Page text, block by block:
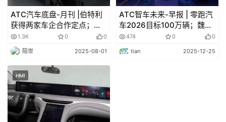
等流程。目前阿维塔的在售的四款车型都使用华为的鸿蒙座
舱和乾崑智驾。
去年 8 月，阿维塔科技宣布，以 115 亿元人民币收购
成为其第二大股东。到年底，双方合作进一步加深，从 HI
模式升级为 HI PLUS 模式：除了不使用华为的销售渠道，
从零部件供应到营销华为都有参与。
ATC汽车底盘-月刊 |伯特利
获得两家车企合作定点；保
隆科技与江淮签订战略合作
协议
1.3K 0 0
陌世 2025-08-01
ATC智车未来-早报 | 零跑汽
车2026目标100万辆；魏建
军曝长城魏牌换9任CEO内
幕
474 0 0
tian 2025-12-25
HMI